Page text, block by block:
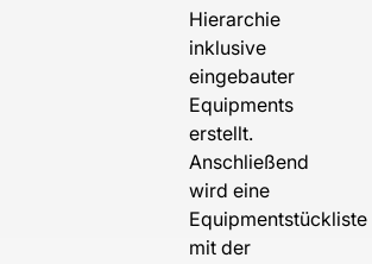
Hierarchie
inklusive
eingebauter
Equipments
erstellt.
Anschließend
wird eine
Equipmentstückliste
mit der